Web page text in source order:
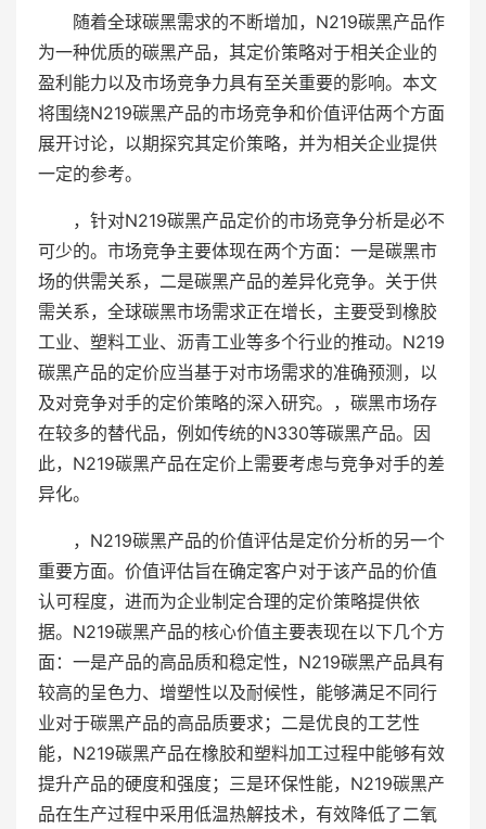
随着全球碳黑需求的不断增加，N219碳黑产品作
为一种优质的碳黑产品，其定价策略对于相关企业的
盈利能力以及市场竞争力具有至关重要的影响。本文
将围绕N219碳黑产品的市场竞争和价值评估两个方面
展开讨论，以期探究其定价策略，并为相关企业提供
一定的参考。
，针对N219碳黑产品定价的市场竞争分析是必不
可少的。市场竞争主要体现在两个方面：一是碳黑市
场的供需关系，二是碳黑产品的差异化竞争。关于供
需关系，全球碳黑市场需求正在增长，主要受到橡胶
工业、塑料工业、沥青工业等多个行业的推动。N219
碳黑产品的定价应当基于对市场需求的准确预测，以
及对竞争对手的定价策略的深入研究。，碳黑市场存
在较多的替代品，例如传统的N330等碳黑产品。因
此，N219碳黑产品在定价上需要考虑与竞争对手的差
异化。
，N219碳黑产品的价值评估是定价分析的另一个
重要方面。价值评估旨在确定客户对于该产品的价值
认可程度，进而为企业制定合理的定价策略提供依
据。N219碳黑产品的核心价值主要表现在以下几个方
面：一是产品的高品质和稳定性，N219碳黑产品具有
较高的呈色力、增塑性以及耐候性，能够满足不同行
业对于碳黑产品的高品质要求；二是优良的工艺性
能，N219碳黑产品在橡胶和塑料加工过程中能够有效
提升产品的硬度和强度；三是环保性能，N219碳黑产
品在生产过程中采用低温热解技术，有效降低了二氧